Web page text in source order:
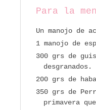
Para la
Un manojo de
1 manojo de
300 grs de
desgranados.
200 grs de
350 grs de
primavera